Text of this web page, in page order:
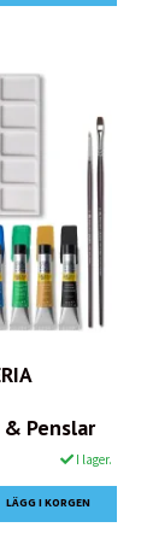
Penslar
I lager.